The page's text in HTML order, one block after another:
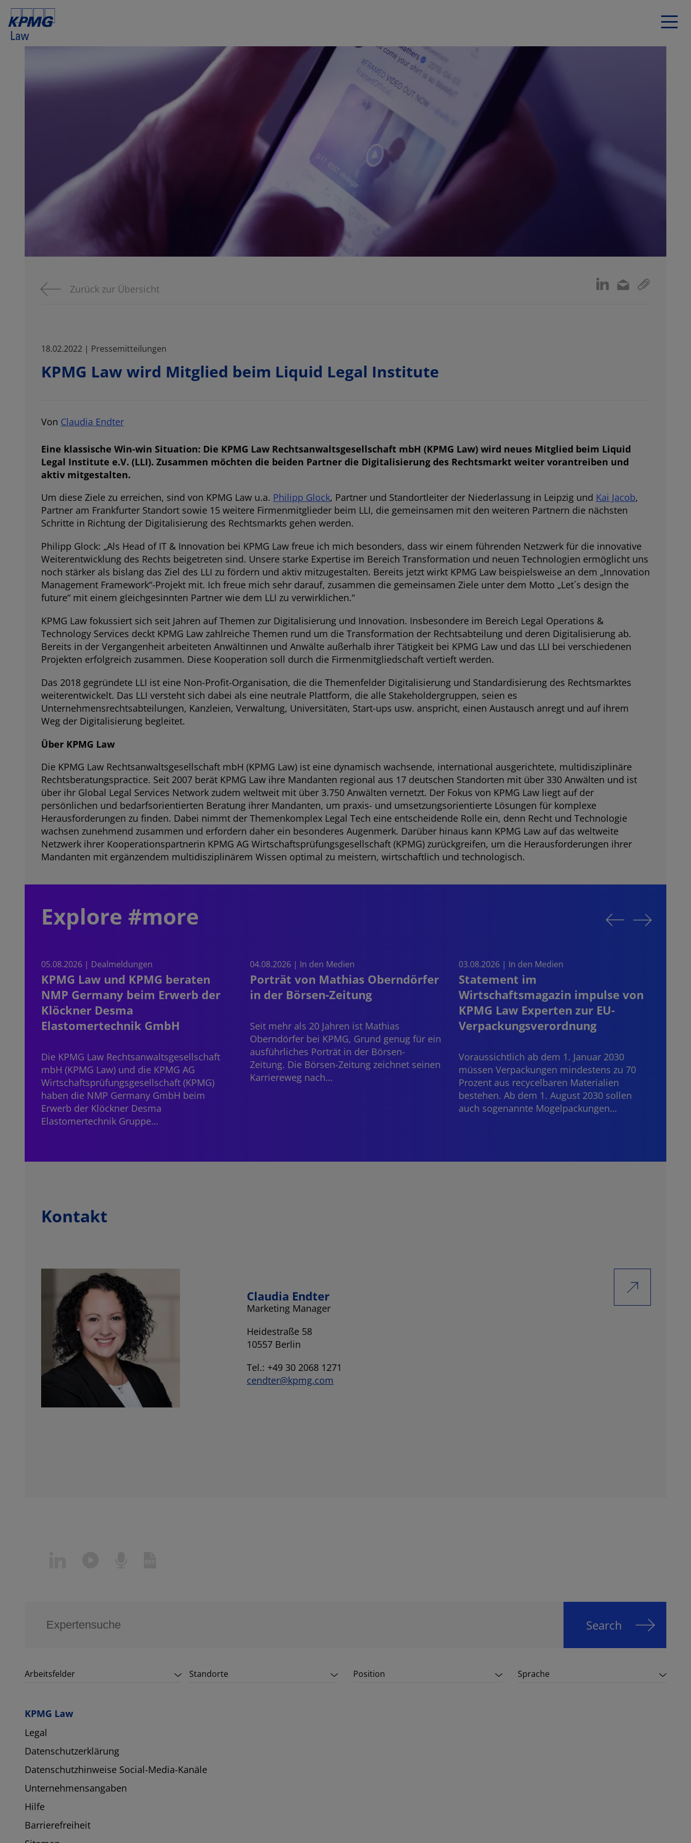
Zurück zur Übersicht
18.02.2022 | Pressemitteilungen
KPMG Law wird Mitglied beim Liquid Legal Institute
Von Claudia Endter
Eine klassische Win-win Situation: Die KPMG Law Rechtsanwaltsgesellschaft mbH (KPMG Law) wird neues Mitglied beim Liquid
Legal Institute e.V. (LLI). Zusammen möchten die beiden Partner die Digitalisierung des Rechtsmarkt weiter vorantreiben und
aktiv mitgestalten.
Um diese Ziele zu erreichen, sind von KPMG Law u.a. Philipp Glock, Partner und Standortleiter der Niederlassung in Leipzig und Kai Jacob,
Partner am Frankfurter Standort sowie 15 weitere Firmenmitglieder beim LLI, die gemeinsamen mit den weiteren Partnern die nächsten
Schritte in Richtung der Digitalisierung des Rechtsmarkts gehen werden.
Philipp Glock: „Als Head of IT & Innovation bei KPMG Law freue ich mich besonders, dass wir einem führenden Netzwerk für die innovative
Weiterentwicklung des Rechts beigetreten sind. Unsere starke Expertise im Bereich Transformation und neuen Technologien ermöglicht uns
noch stärker als bislang das Ziel des LLI zu fördern und aktiv mitzugestalten. Bereits jetzt wirkt KPMG Law beispielsweise an dem „Innovation
Management Framework“-Projekt mit. Ich freue mich sehr darauf, zusammen die gemeinsamen Ziele unter dem Motto „Let´s design the
future“ mit einem gleichgesinnten Partner wie dem LLI zu verwirklichen.“
KPMG Law fokussiert sich seit Jahren auf Themen zur Digitalisierung und Innovation. Insbesondere im Bereich Legal Operations &
Technology Services deckt KPMG Law zahlreiche Themen rund um die Transformation der Rechtsabteilung und deren Digitalisierung ab.
Bereits in der Vergangenheit arbeiteten Anwältinnen und Anwälte außerhalb ihrer Tätigkeit bei KPMG Law und das LLI bei verschiedenen
Projekten erfolgreich zusammen. Diese Kooperation soll durch die Firmenmitgliedschaft vertieft werden.
Das 2018 gegründete LLI ist eine Non-Profit-Organisation, die die Themenfelder Digitalisierung und Standardisierung des Rechtsmarktes
weiterentwickelt. Das LLI versteht sich dabei als eine neutrale Plattform, die alle Stakeholdergruppen, seien es
Unternehmensrechtsabteilungen, Kanzleien, Verwaltung, Universitäten, Start-ups usw. anspricht, einen Austausch anregt und auf ihrem
Weg der Digitalisierung begleitet.
Über KPMG Law
Die KPMG Law Rechtsanwaltsgesellschaft mbH (KPMG Law) ist eine dynamisch wachsende, international ausgerichtete, multidisziplinäre
Rechtsberatungspractice. Seit 2007 berät KPMG Law ihre Mandanten regional aus 17 deutschen Standorten mit über 330 Anwälten und ist
über ihr Global Legal Services Network zudem weltweit mit über 3.750 Anwälten vernetzt. Der Fokus von KPMG Law liegt auf der
persönlichen und bedarfsorientierten Beratung ihrer Mandanten, um praxis- und umsetzungsorientierte Lösungen für komplexe
Herausforderungen zu finden. Dabei nimmt der Themenkomplex Legal Tech eine entscheidende Rolle ein, denn Recht und Technologie
wachsen zunehmend zusammen und erfordern daher ein besonderes Augenmerk. Darüber hinaus kann KPMG Law auf das weltweite
Netzwerk ihrer Kooperationspartnerin KPMG AG Wirtschaftsprüfungsgesellschaft (KPMG) zurückgreifen, um die Herausforderungen ihrer
Mandanten mit ergänzendem multidisziplinärem Wissen optimal zu meistern, wirtschaftlich und technologisch.
Explore #more
05.08.2026 | Dealmeldungen
KPMG Law und KPMG beraten
NMP Germany beim Erwerb der
Klöckner Desma
Elastomertechnik GmbH
Die KPMG Law Rechtsanwaltsgesellschaft
mbH (KPMG Law) und die KPMG AG
Wirtschaftsprüfungsgesellschaft (KPMG)
haben die NMP Germany GmbH beim
Erwerb der Klöckner Desma
Elastomertechnik Gruppe…
04.08.2026 | In den Medien
Porträt von Mathias Oberndörfer
in der Börsen-Zeitung
Seit mehr als 20 Jahren ist Mathias
Oberndörfer bei KPMG, Grund genug für ein
ausführliches Porträt in der Börsen-
Zeitung. Die Börsen-Zeitung zeichnet seinen
Karriereweg nach…
03.08.2026 | In den Medien
Statement im
Wirtschaftsmagazin impulse von
KPMG Law Experten zur EU-
Verpackungsverordnung
Voraussichtlich ab dem 1. Januar 2030
müssen Verpackungen mindestens zu 70
Prozent aus recycelbaren Materialien
bestehen. Ab dem 1. August 2030 sollen
auch sogenannte Mogelpackungen…
Kontakt
Claudia Endter
Marketing Manager
Heidestraße 58
10557 Berlin
Tel.: +49 30 2068 1271
cendter@kpmg.com
Search
Arbeitsfelder Standorte Position Sprache
KPMG Law
Legal
Datenschutzerklärung
Datenschutzhinweise Social-Media-Kanäle
Unternehmensangaben
Hilfe
Barrierefreiheit